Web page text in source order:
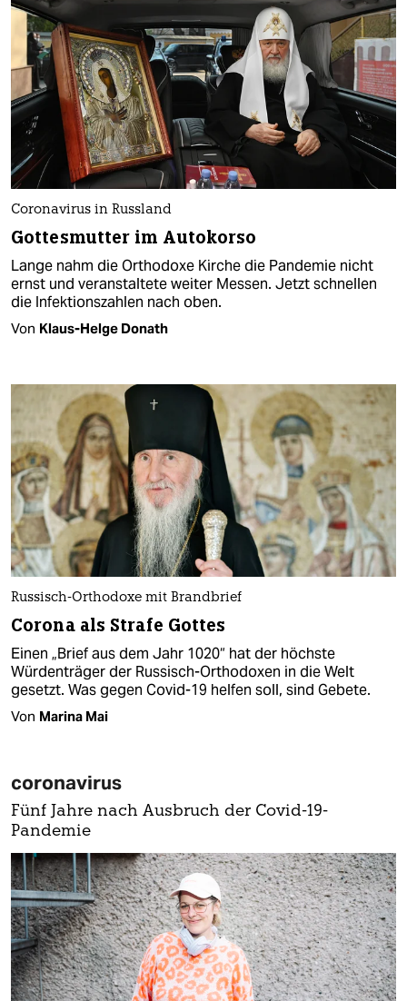
Coronavirus in Russland
Gottesmutter im Autokorso
Lange nahm die Orthodoxe Kirche die Pandemie nicht
ernst und veranstaltete weiter Messen. Jetzt schnellen
die Infektionszahlen nach oben.
Von Klaus-Helge Donath
Russisch-Orthodoxe mit Brandbrief
Corona als Strafe Gottes
Einen „Brief aus dem Jahr 1020“ hat der höchste
Würdenträger der Russisch-Orthodoxen in die Welt
gesetzt. Was gegen Covid-19 helfen soll, sind Gebete.
Von Marina Mai
coronavirus
Fünf Jahre nach Ausbruch der Covid-19-
Pandemie